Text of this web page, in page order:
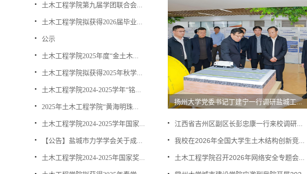
土木工程学院第九届学团联合会...
土木工程学院拟获得2026届毕业...
公示
土木工程学院2025年度“金土木...
土木工程学院拟获得2025年秋学...
土木工程学院2024-2025学年“铭...
2025年土木工程学院“黄海明珠...
土木工程学院2024-2025学年国家...
【公告】盐城市力学学会关于成...
土木工程学院2024-2025年国家奖...
扬州大学党委书记丁建宁一行调研盐城工...
江西省吉州区副区长彭忠康一行来校调研...
我校在2026年全国大学生土木结构创新竞...
土木工程学院召开2026年网络安全专题会...